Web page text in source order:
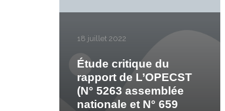
18 juillet 2022
Étude critique du
rapport de L’OPECST
(N° 5263 assemblée
nationale et N° 659